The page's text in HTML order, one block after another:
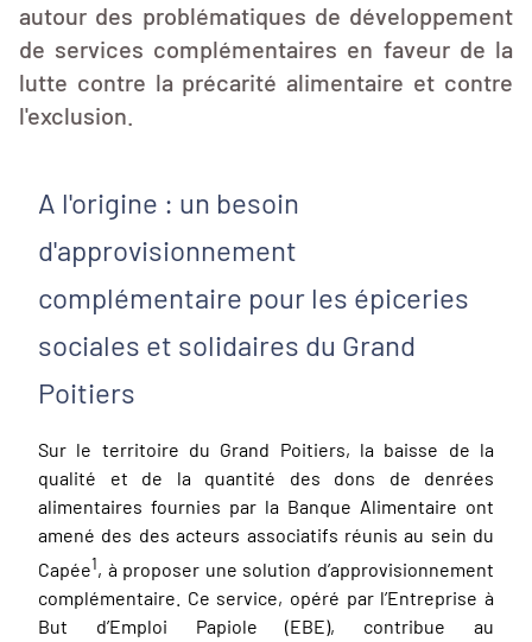
autour des problématiques de développement
de services complémentaires en faveur de la
lutte contre la précarité alimentaire et contre
l'exclusion.
A l'origine : un besoin
d'approvisionnement
complémentaire pour les épiceries
sociales et solidaires du Grand
Poitiers
Sur le territoire du Grand Poitiers, la baisse de la
qualité et de la quantité des dons de denrées
alimentaires fournies par la Banque Alimentaire ont
amené des des acteurs associatifs réunis au sein du
Capée1, à proposer une solution d’approvisionnement
complémentaire. Ce service, opéré par l’Entreprise à
But d’Emploi Papiole (EBE), contribue au